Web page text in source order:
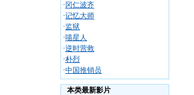
· 冈仁波齐
·记忆大师
·监狱
·喵星人
·逆时营救
·朴烈
·中国推销员
本类最新影片